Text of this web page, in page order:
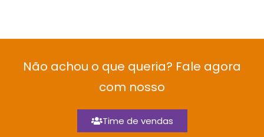
Não achou o que queria? Fale agora
com nosso
Time de vendas